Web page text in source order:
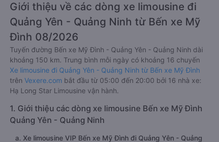
Giới thiệu về các dòng xe limousine đi
Quảng Yên - Quảng Ninh từ Bến xe Mỹ
Đình 08/2026
Tuyến đường Bến xe Mỹ Đình - Quảng Yên - Quảng Ninh dài
khoảng 150 km. Trung bình mỗi ngày có khoảng 16 chuyến
Xe limousine đi Quảng Yên - Quảng Ninh từ Bến xe Mỹ Đình
trên Vexere.com bắt đầu từ 05:00 đến 20:00 bởi 16 nhà xe:
Hạ Long Star Limousine vận hành.
1. Giới thiệu các dòng xe limousine Bến xe Mỹ Đình
Quảng Yên - Quảng Ninh
a. Xe limousine VIP Bến xe Mỹ Đình đi Quảng Yên - Quảng